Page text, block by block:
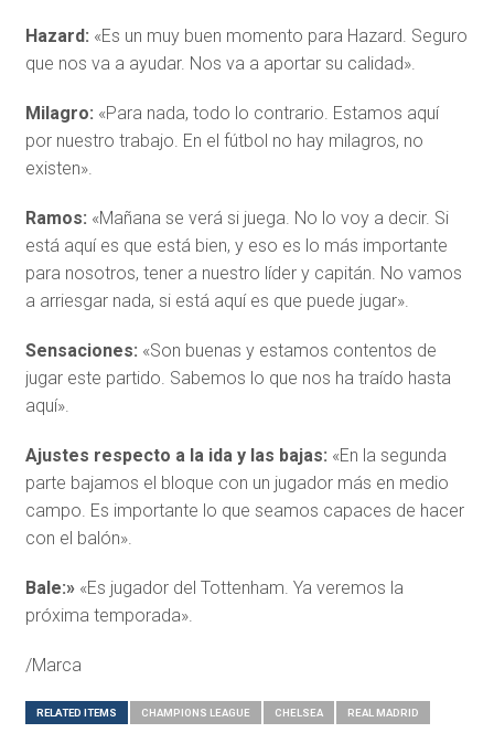
Hazard: «Es un muy buen momento para Hazard. Seguro
que nos va a ayudar. Nos va a aportar su calidad».
Milagro: «Para nada, todo lo contrario. Estamos aquí
por nuestro trabajo. En el fútbol no hay milagros, no
existen».
Ramos: «Mañana se verá si juega. No lo voy a decir. Si
está aquí es que está bien, y eso es lo más importante
para nosotros, tener a nuestro líder y capitán. No vamos
a arriesgar nada, si está aquí es que puede jugar».
Sensaciones: «Son buenas y estamos contentos de
jugar este partido. Sabemos lo que nos ha traído hasta
aquí».
Ajustes respecto a la ida y las bajas: «En la segunda
parte bajamos el bloque con un jugador más en medio
campo. Es importante lo que seamos capaces de hacer
con el balón».
Bale:»«Es jugador del Tottenham. Ya veremos la
próxima temporada».
/Marca
RELATED ITEMS CHAMPIONS LEAGUE CHELSEA REAL MADRID